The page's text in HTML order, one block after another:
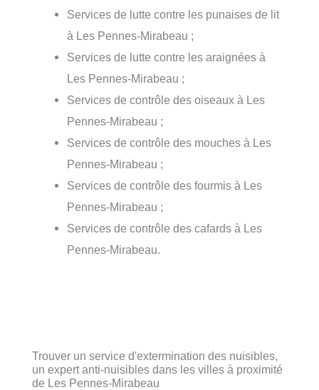
Services de lutte contre les punaises de lit
à Les Pennes-Mirabeau ;
Services de lutte contre les araignées à
Les Pennes-Mirabeau ;
Services de contrôle des oiseaux à Les
Pennes-Mirabeau ;
Services de contrôle des mouches à Les
Pennes-Mirabeau ;
Services de contrôle des fourmis à Les
Pennes-Mirabeau ;
Services de contrôle des cafards à Les
Pennes-Mirabeau.
Trouver un service d'extermination des nuisibles,
un expert anti-nuisibles dans les villes à proximité
de Les Pennes-Mirabeau